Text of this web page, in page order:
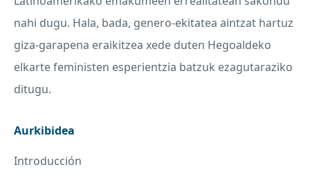
nahi dugu. Hala, bada, genero-ekitatea aintzat hartuz
giza-garapena eraikitzea xede duten Hegoaldeko
elkarte feministen esperientzia batzuk ezagutaraziko
ditugu.
Aurkibidea
Introducción